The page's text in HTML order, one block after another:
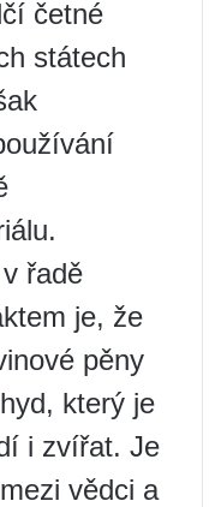
četné
státech
řadě
je, že
pěny
který je
i zvířat. Je
vědci a